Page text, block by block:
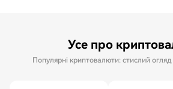
Усе про
Популярні криптовалюти: стислий